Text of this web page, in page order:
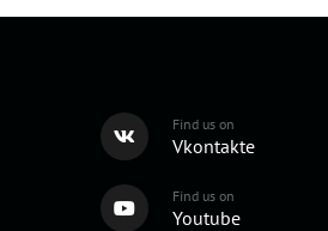
Find us on
Vkontakte
Find us on
Youtube